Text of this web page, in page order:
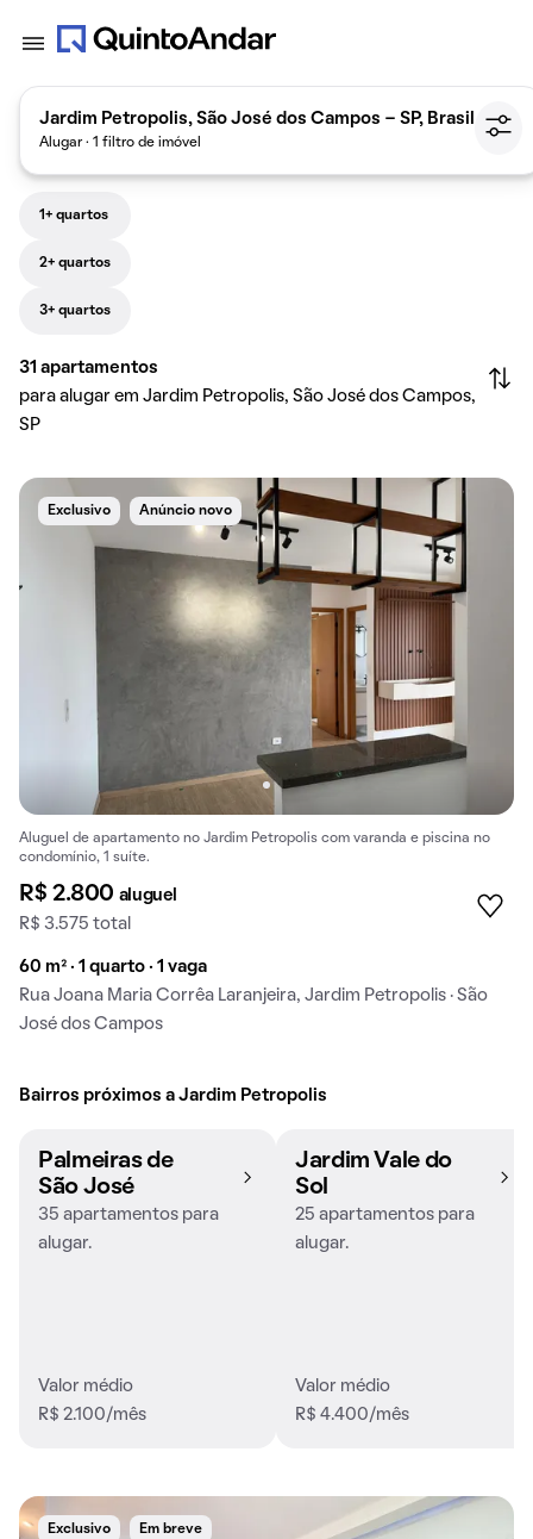
Jardim Petropolis, São José dos Campos - SP, Brasil
Alugar · 1 filtro de imóvel
1+ quartos
2+ quartos
3+ quartos
31 apartamentos
para alugar em Jardim Petropolis, São José dos Campos,
SP
Exclusivo Anúncio novo
Aluguel de apartamento no Jardim Petropolis com varanda e piscina no
condomínio, 1 suíte.
R$ 2.800 aluguel
R$ 3.575 total
60 m² · 1 quarto · 1 vaga
Rua Joana Maria Corrêa Laranjeira, Jardim Petropolis · São
José dos Campos
Bairros próximos a Jardim Petropolis
Palmeiras de
São José
35 apartamentos para
alugar.
Valor médio
R$ 2.100/mês
Jardim Vale do
Sol
25 apartamentos para
alugar.
Valor médio
R$ 4.400/mês
Exclusivo Em breve